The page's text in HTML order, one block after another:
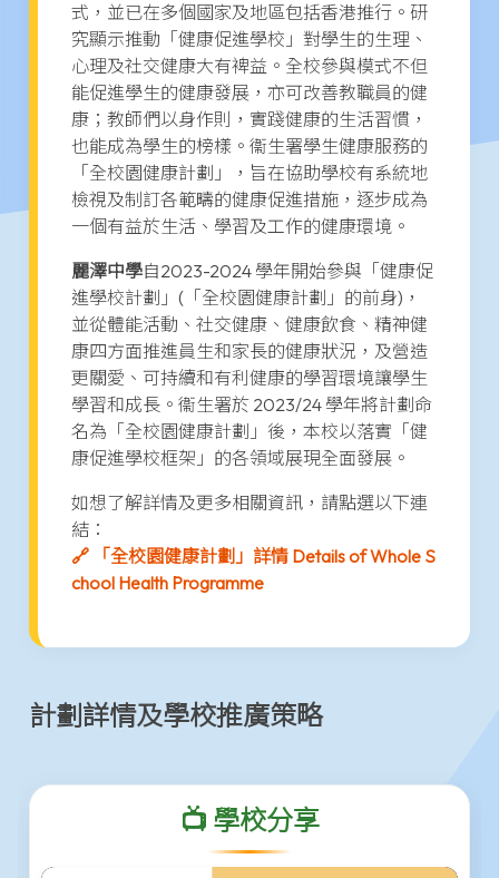
式，並已在多個國家及地區包括香港推行。研
究顯示推動「健康促進學校」對學生的生理、
心理及社交健康大有裨益。全校參與模式不但
能促進學生的健康發展，亦可改善教職員的健
康；教師們以身作則，實踐健康的生活習慣，
也能成為學生的榜樣。衞生署學生健康服務的
「全校園健康計劃」，旨在協助學校有系統地
檢視及制訂各範疇的健康促進措施，逐步成為
一個有益於生活、學習及工作的健康環境。
麗澤中學自2023-2024 學年開始參與「健康促
進學校計劃」(「全校園健康計劃」的前身)，
並從體能活動、社交健康、健康飲食、精神健
康四方面推進員生和家長的健康狀況，及營造
更關愛、可持續和有利健康的學習環境讓學生
學習和成長。衞生署於 2023/24 學年將計劃命
名為「全校園健康計劃」後，本校以落實「健
康促進學校框架」的各領域展現全面發展。
如想了解詳情及更多相關資訊，請點選以下連
結：
🔗 「全校園健康計劃」詳情 Details of Whole S
chool Health Programme
計劃詳情及學校推廣策略
📺 學校分享